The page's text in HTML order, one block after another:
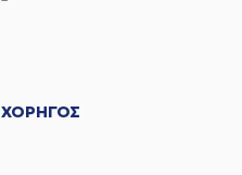
ΧΟΡΗΓΟΣ